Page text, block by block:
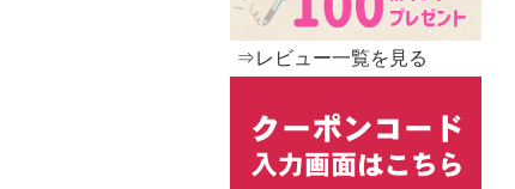
⇒レビュー一覧を見る